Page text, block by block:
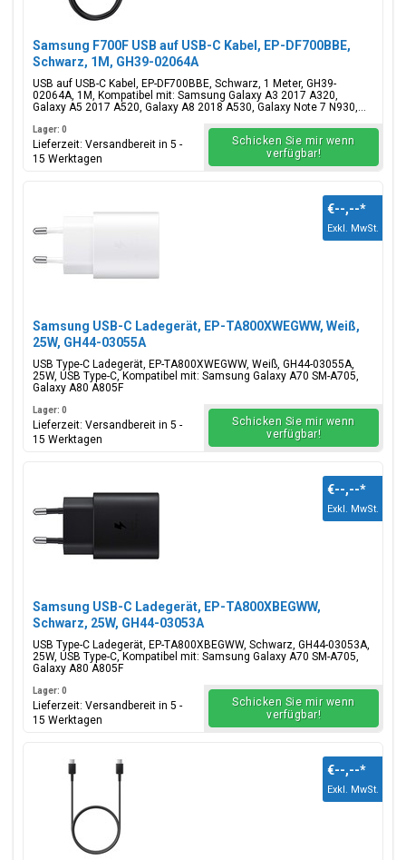
Samsung F700F USB auf USB-C Kabel, EP-DF700BBE,
Schwarz, 1M, GH39-02064A
USB auf USB-C Kabel, EP-DF700BBE, Schwarz, 1 Meter, GH39-
02064A, 1M, Kompatibel mit: Samsung Galaxy A3 2017 A320,
Galaxy A5 2017 A520, Galaxy A8 2018 A530, Galaxy Note 7 N930,...
Lager: 0
Lieferzeit: Versandbereit in 5 -
15 Werktagen
Schicken Sie mir wenn
verfügbar!
Samsung USB-C Ladegerät, EP-TA800XWEGWW, Weiß,
25W, GH44-03055A
USB Type-C Ladegerät, EP-TA800XWEGWW, Weiß, GH44-03055A,
25W, USB Type-C, Kompatibel mit: Samsung Galaxy A70 SM-A705,
Galaxy A80 A805F
€--,--*
Exkl. MwSt.
Lager: 0
Lieferzeit: Versandbereit in 5 -
15 Werktagen
Schicken Sie mir wenn
verfügbar!
Samsung USB-C Ladegerät, EP-TA800XBEGWW,
Schwarz, 25W, GH44-03053A
USB Type-C Ladegerät, EP-TA800XBEGWW, Schwarz, GH44-03053A,
25W, USB Type-C, Kompatibel mit: Samsung Galaxy A70 SM-A705,
Galaxy A80 A805F
€--,--*
Exkl. MwSt.
Lager: 0
Lieferzeit: Versandbereit in 5 -
15 Werktagen
Schicken Sie mir wenn
verfügbar!
€--,--*
Exkl. MwSt.